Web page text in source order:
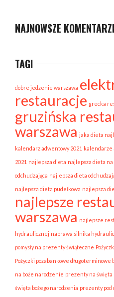
NAJNOWSZE
TAGI
dobre jedzenie warszawa
restauracje grecka
gruzińska
warszawa jaka dieta
kalendarz adwentowy 2021 kalendarze
2021 najlepsza dieta najlepsza dieta
odchudzająca najlepsza dieta
najlepsza dieta pudełkowa najlepsza
najlepsze
warszawa najlepsze
hydraulicznej naprawa silnika
pomysły na prezenty świąteczne
Pożyczki pozabankowe długoterminowe
na boże narodzenie prezenty na święta
święta bożego narodzenia prezenty pod